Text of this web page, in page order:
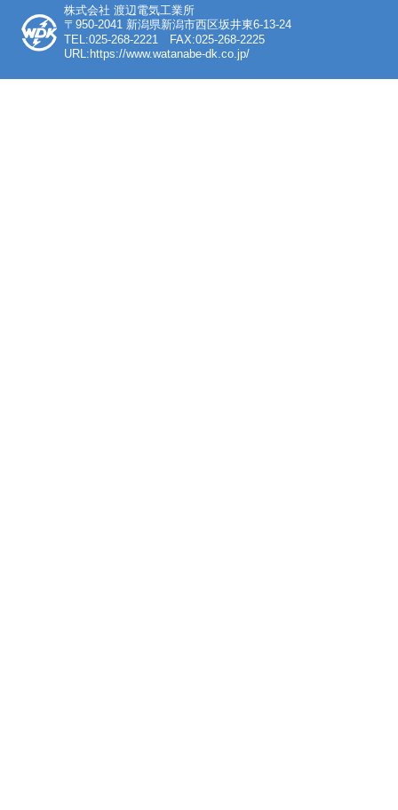
株式会社 渡辺電気工業所
〒950-2041 新潟県新潟市西区坂井東6-13-24
TEL:025-268-2221 FAX:025-268-2225
URL:https://www.watanabe-dk.co.jp/